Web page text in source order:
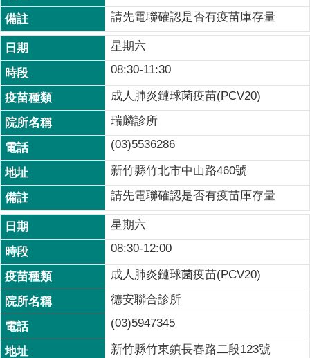
請先電聯確認是否有疫苗庫存量
星期六
08:30-11:30
成人肺炎鏈球菌疫苗(PCV20)
瑞麟診所
(03)5536286
新竹縣竹北市中山路460號
請先電聯確認是否有疫苗庫存量
星期六
08:30-12:00
成人肺炎鏈球菌疫苗(PCV20)
德安聯合診所
(03)5947345
新竹縣竹東鎮長春路二段123號